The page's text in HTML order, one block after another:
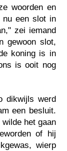
woorden en
nu een slot in
zei iemand
gewoon slot,
koning is in
is ooit nog
dikwijls werd
een besluit.
het gaan
of hij
wierp